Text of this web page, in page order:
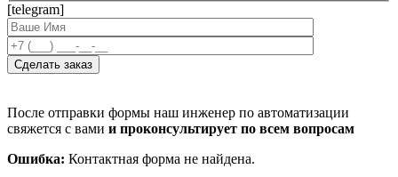
[telegram]
После отправки формы наш инженер по автоматизации
свяжется с вами и проконсультирует по всем вопросам
Ошибка: Контактная форма не найдена.